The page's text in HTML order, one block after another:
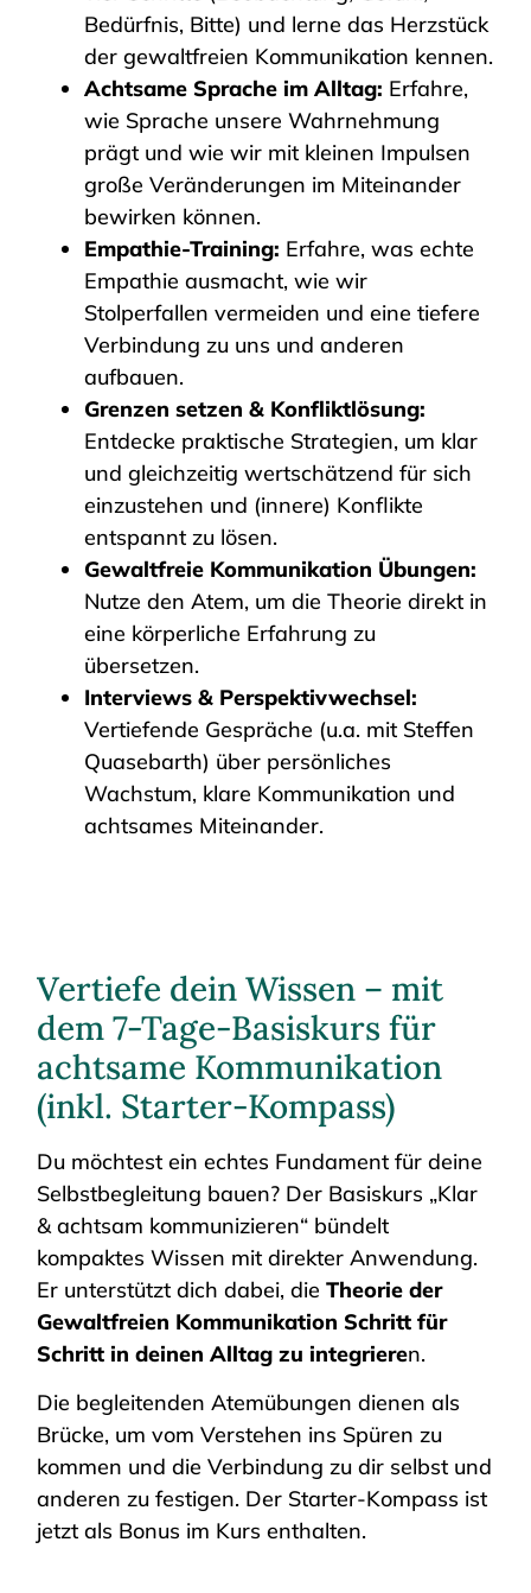
Bedürfnis, Bitte) und lerne das Herzstück
der gewaltfreien Kommunikation kennen.
Achtsame Sprache im Alltag: Erfahre,
wie Sprache unsere Wahrnehmung
prägt und wie wir mit kleinen Impulsen
große Veränderungen im Miteinander
bewirken können.
Empathie-Training: Erfahre, was echte
Empathie ausmacht, wie wir
Stolperfallen vermeiden und eine tiefere
Verbindung zu uns und anderen
aufbauen.
Grenzen setzen & Konfliktlösung:
Entdecke praktische Strategien, um klar
und gleichzeitig wertschätzend für sich
einzustehen und (innere) Konflikte
entspannt zu lösen.
Gewaltfreie Kommunikation Übungen:
Nutze den Atem, um die Theorie direkt in
eine körperliche Erfahrung zu
übersetzen.
Interviews & Perspektivwechsel:
Vertiefende Gespräche (u.a. mit Steffen
Quasebarth) über persönliches
Wachstum, klare Kommunikation und
achtsames Miteinander.
Vertiefe dein Wissen – mit
dem 7-Tage-Basiskurs für
achtsame Kommunikation
(inkl. Starter-Kompass)
Du möchtest ein echtes Fundament für deine
Selbstbegleitung bauen? Der Basiskurs „Klar
& achtsam kommunizieren“ bündelt
kompaktes Wissen mit direkter Anwendung.
Er unterstützt dich dabei, dieTheorie der
Gewaltfreien Kommunikation Schritt für
Schritt in deinen Alltag zu integrieren.
Die begleitenden Atemübungen dienen als
Brücke, um vom Verstehen ins Spüren zu
kommen und die Verbindung zu dir selbst und
anderen zu festigen. Der Starter-Kompass ist
jetzt als Bonus im Kurs enthalten.